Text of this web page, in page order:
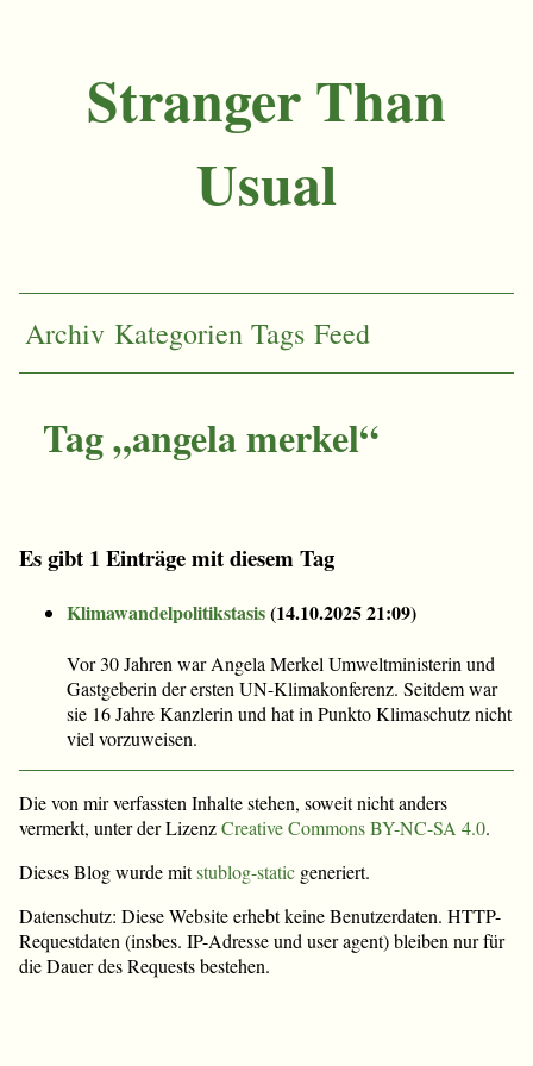
Stranger Than
Usual
Archiv Kategorien Tags Feed
Tag „angela merkel“
Es gibt 1 Einträge mit diesem Tag
Klimawandelpolitikstasis(14.10.2025 21:09)
Vor 30 Jahren war Angela Merkel Umweltministerin und
Gastgeberin der ersten UN-Klimakonferenz. Seitdem war
sie 16 Jahre Kanzlerin und hat in Punkto Klimaschutz nicht
viel vorzuweisen.
Die von mir verfassten Inhalte stehen, soweit nicht anders
vermerkt, unter der LizenzCreative Commons BY-NC-SA 4.0.
Dieses Blog wurde mitstublog-static generiert.
Datenschutz: Diese Website erhebt keine Benutzerdaten. HTTP-
Requestdaten (insbes. IP-Adresse und user agent) bleiben nur für
die Dauer des Requests bestehen.